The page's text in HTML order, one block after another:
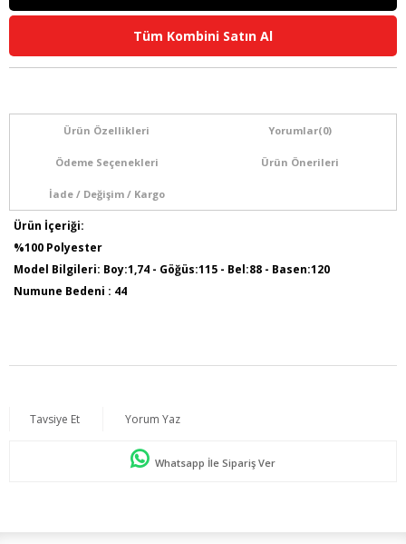
Tüm Kombini Satın Al
Ürün Özellikleri Yorumlar(0)
Ödeme Seçenekleri Ürün Önerileri
İade / Değişim / Kargo
Ürün İçeriği:
%100 Polyester
Model Bilgileri: Boy:1,74 - Göğüs:115 - Bel:88 - Basen:120
Numune Bedeni : 44
Tavsiye Et Yorum Yaz
Whatsapp İle Sipariş Ver